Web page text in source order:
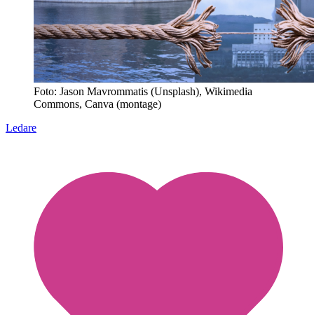
Foto: Jason Mavrommatis (Unsplash), Wikimedia
Commons, Canva (montage)
Ledare